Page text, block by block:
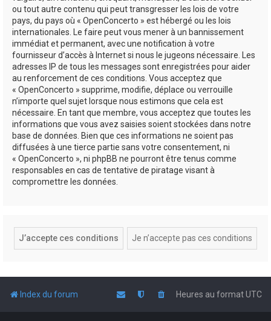
ou tout autre contenu qui peut transgresser les lois de votre
pays, du pays où « OpenConcerto » est hébergé ou les lois
internationales. Le faire peut vous mener à un bannissement
immédiat et permanent, avec une notification à votre
fournisseur d’accès à Internet si nous le jugeons nécessaire. Les
adresses IP de tous les messages sont enregistrées pour aider
au renforcement de ces conditions. Vous acceptez que
« OpenConcerto » supprime, modifie, déplace ou verrouille
n’importe quel sujet lorsque nous estimons que cela est
nécessaire. En tant que membre, vous acceptez que toutes les
informations que vous avez saisies soient stockées dans notre
base de données. Bien que ces informations ne soient pas
diffusées à une tierce partie sans votre consentement, ni
« OpenConcerto », ni phpBB ne pourront être tenus comme
responsables en cas de tentative de piratage visant à
compromettre les données.
Index du forum Heures au formatUTC